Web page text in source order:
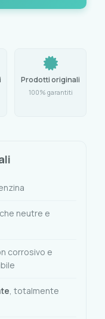
Prodotti originali
100% garantiti
neutre e
corrosivo e
, totalmente